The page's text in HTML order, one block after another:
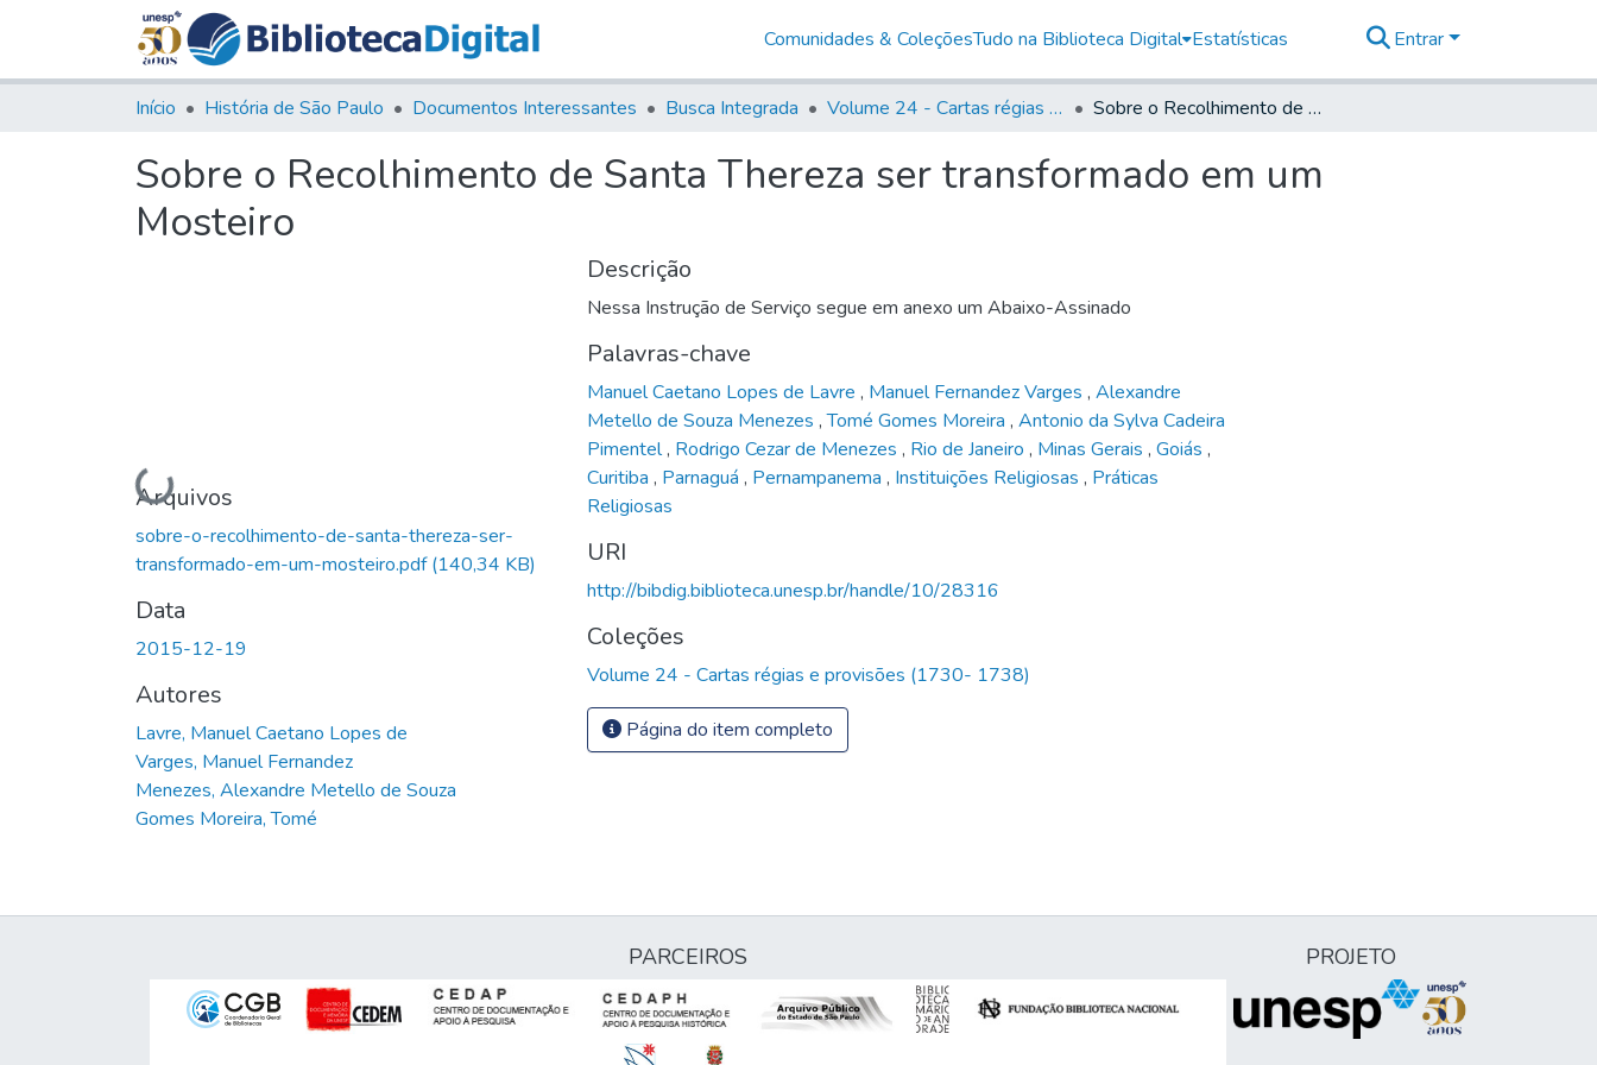
Comunidades & ColeçõesTudo na Biblioteca Digital Estatísticas Entrar
Início História de São Paulo Documentos Interessantes Busca Integrada Volume 24 - Cartas régias e provisões (1730- 1738) Sobre o Recolhimento de Santa Thereza ser transformado em um Mosteiro
Sobre o Recolhimento de Santa Thereza ser transformado em um
Mosteiro
Carregando...
Arquivos
sobre-o-recolhimento-de-santa-thereza-ser-
transformado-em-um-mosteiro.pdf(140,34 KB)
Data
2015-12-19
Autores
Lavre, Manuel Caetano Lopes de
Varges, Manuel Fernandez
Menezes, Alexandre Metello de Souza
Gomes Moreira, Tomé
Descrição
Nessa Instrução de Serviço segue em anexo um Abaixo-Assinado
Palavras-chave
Manuel Caetano Lopes de Lavre , Manuel Fernandez Varges , Alexandre
Metello de Souza Menezes ,Tomé Gomes Moreira , Antonio da Sylva Cadeira
Pimentel, Rodrigo Cezar de Menezes , Rio de Janeiro , Minas Gerais , Goiás ,
Curitiba , Parnaguá , Pernampanema , Instituições Religiosas , Práticas
Religiosas
URI
http://bibdig.biblioteca.unesp.br/handle/10/28316
Coleções
Volume 24 - Cartas régias e provisões (1730- 1738)
Página do item completo
PARCEIROS PROJETO